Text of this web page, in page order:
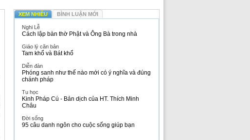
XEM NHIỀU BÌNH LUẬN MỚI
Nghi Lễ
Cách lập bàn thờ Phật và Ông Bà trong nhà
Giáo lý căn bản
Tam khổ và Bát khổ
Diễn đàn
Phóng sanh như thế nào mới có ý nghĩa và đúng
chánh pháp
Tu học
Kinh Pháp Cú - Bản dịch của HT. Thích Minh
Châu
Đời sống
95 câu danh ngôn cho cuộc sống giúp bạn